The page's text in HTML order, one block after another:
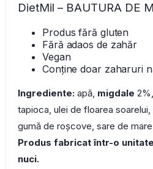
DietMil – BAUTURA DE
Produs fără gluten
Fără adaos de zahăr
Vegan
Conține doar zaharuri
Ingrediente: apă, migdale
tapioca, ulei de floarea
gumă de roșcove, sare de
Produs fabricat într-o
nuci.